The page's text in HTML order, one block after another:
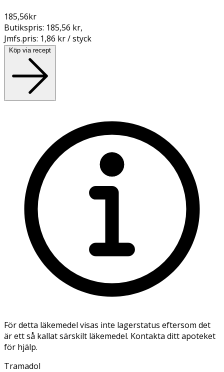
185,56kr
Butikspris: 185,56 kr,
Jmfs.pris: 1,86 kr / styck
Köp via recept
För detta läkemedel visas inte lagerstatus eftersom det
är ett så kallat särskilt läkemedel. Kontakta ditt apoteket
för hjälp.
Tramadol